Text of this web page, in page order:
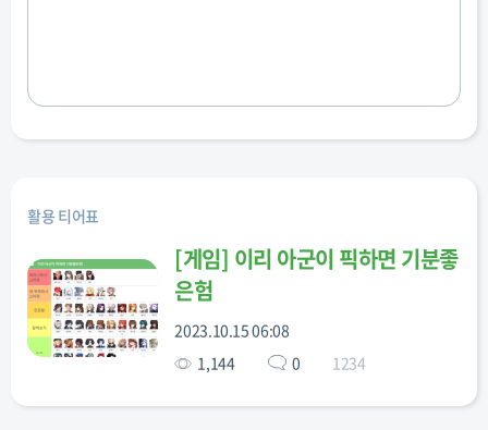
활용 티어표
[게임] 이리 아군이 픽하면 기분좋
은험
2023.10.15 06:08
1,144
0 1234